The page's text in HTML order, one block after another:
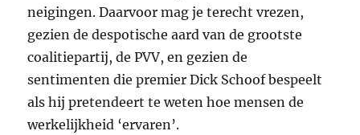
neigingen. Daarvoor mag je terecht vrezen,
gezien de despotische aard van de grootste
coalitiepartij, dePVV, en gezien de
sentimenten die premier Dick Schoof bespeelt
als hij pretendeert te weten hoe mensen de
werkelijkheid ‘ervaren’.